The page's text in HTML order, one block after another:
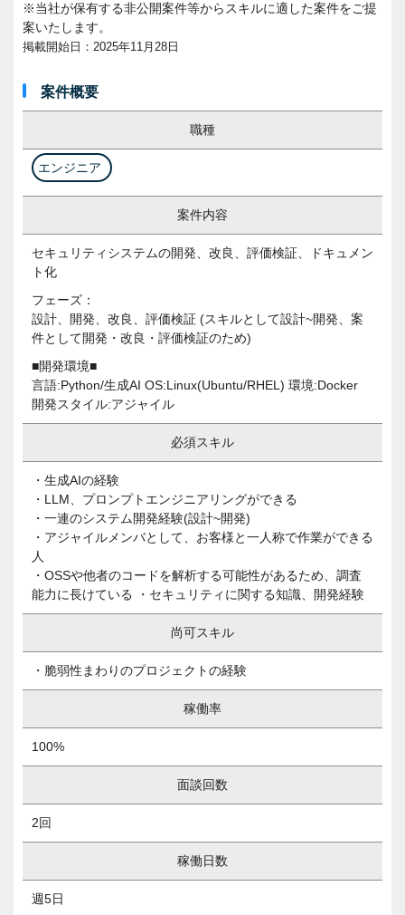
※当社が保有する非公開案件等からスキルに適した案件をご提
案いたします。
掲載開始日：2025年11月28日
案件概要
職種
エンジニア
案件内容
セキュリティシステムの開発、改良、評価検証、ドキュメン
ト化
フェーズ：
設計、開発、改良、評価検証 (スキルとして設計~開発、案
件として開発・改良・評価検証のため)
■開発環境■
言語:Python/生成AI OS:Linux(Ubuntu/RHEL) 環境:Docker
開発スタイル:アジャイル
必須スキル
・生成AIの経験
・LLM、プロンプトエンジニアリングができる
・一連のシステム開発経験(設計~開発)
・アジャイルメンバとして、お客様と一人称で作業ができる
人
・OSSや他者のコードを解析する可能性があるため、調査
能力に長けている ・セキュリティに関する知識、開発経験
尚可スキル
・脆弱性まわりのプロジェクトの経験
稼働率
100%
面談回数
2回
稼働日数
週5日